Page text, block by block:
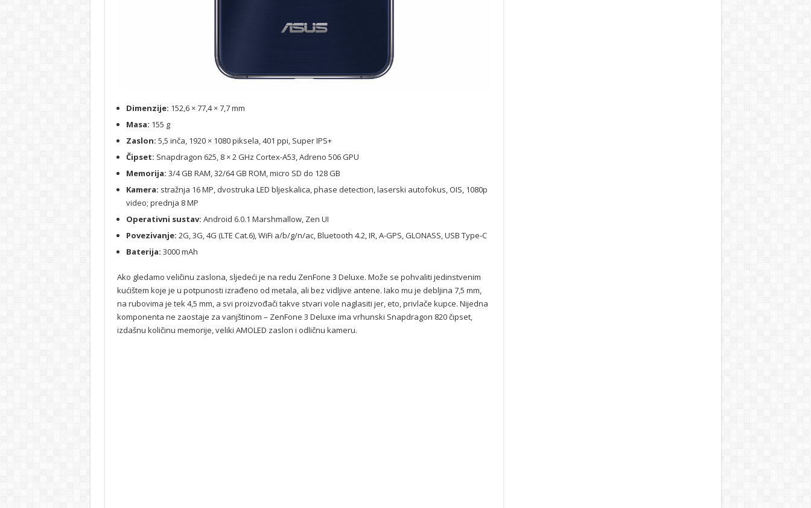
Dimenzije: 152,6 × 77,4 × 7,7 mm
Masa: 155 g
Zaslon: 5,5 inča, 1920 × 1080 piksela, 401 ppi, Super IPS+
Čipset: Snapdragon 625, 8 × 2 GHz Cortex-A53, Adreno 506 GPU
Memorija: 3/4 GB RAM, 32/64 GB ROM, micro SD do 128 GB
Kamera: stražnja 16 MP, dvostruka LED bljeskalica, phase detection, laserski autofokus, OIS, 1080p
video; prednja 8 MP
Operativni sustav: Android 6.0.1 Marshmallow, Zen UI
Povezivanje: 2G, 3G, 4G (LTE Cat.6), WiFi a/b/g/n/ac, Bluetooth 4.2, IR, A-GPS, GLONASS, USB Type-C
Baterija: 3000 mAh
Ako gledamo veličinu zaslona, sljedeći je na redu ZenFone 3 Deluxe. Može se pohvaliti jedinstvenim
kućištem koje je u potpunosti izrađeno od metala, ali bez vidljive antene. Iako mu je debljina 7,5 mm,
na rubovima je tek 4,5 mm, a svi proizvođači takve stvari vole naglasiti jer, eto, privlače kupce. Nijedna
komponenta ne zaostaje za vanjštinom – ZenFone 3 Deluxe ima vrhunski Snapdragon 820 čipset,
izdašnu količinu memorije, veliki AMOLED zaslon i odličnu kameru.